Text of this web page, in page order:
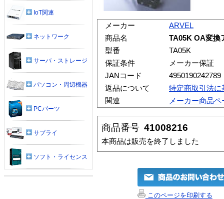
メーカー
ARVEL
商品名
TA05K OA変換
型番
TA05K
保証条件
メーカー保証
JANコード
4950190242789
返品について
特定商取引法に
関連
メーカー商品ペ
商品番号 41008216
本商品は販売を終了しました
このページを印刷する
IoT関連
ネットワーク
サーバ・ストレージ
パソコン・周辺機器
PCパーツ
サプライ
ソフト・ライセンス